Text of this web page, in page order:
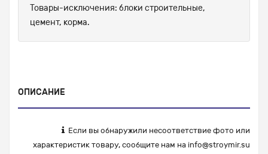
Товары-исключения: блоки строительные,
цемент, корма.
ОПИСАНИЕ
Если вы обнаружили несоответствие фото или
характеристик товару, сообщите нам на info@stroymir.su